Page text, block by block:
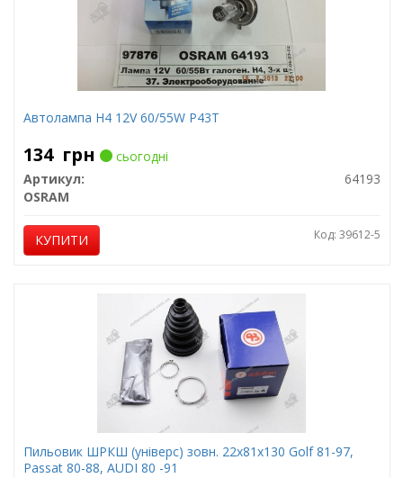
Автолампа H4 12V 60/55W P43T
134 грн
сьогодні
Артикул:
64193
OSRAM
КУПИТИ Код: 39612-5
Пильовик ШРКШ (універс) зовн. 22x81x130 Golf 81-97,
Passat 80-88, AUDI 80 -91